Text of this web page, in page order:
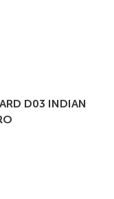
D03 INDIAN